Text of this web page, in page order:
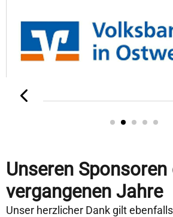
Unseren Sponsoren
vergangenen Jahre
Unser herzlicher Dank gilt